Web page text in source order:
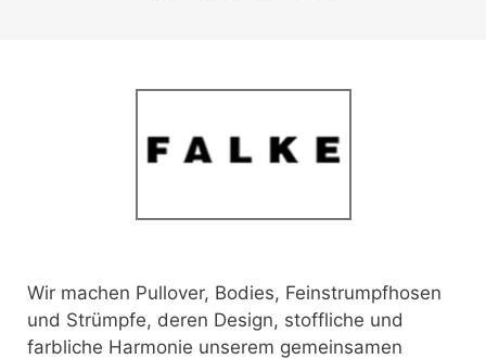
Wir machen Pullover, Bodies, Feinstrumpfhosen
und Strümpfe, deren Design, stoffliche und
farbliche Harmonie unserem gemeinsamen